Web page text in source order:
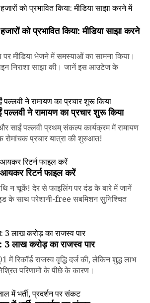
को प्रभावित किया: मीडिया साझा करने
पर मीडिया भेजने में समस्याओं का सामना किया।
निराशा साझा की। जानें इस आउटेज के
ने रामायण का प्रचार शुरू किया
साईं पल्लवी प्रथम् संकल्प कार्यक्रम में रामायण
रोमांचक प्रचार यात्रा की शुरुआत!
रिटर्न फाइल करें
न चूकें! देर से फाइलिंग पर दंड के बारे में जानें
के साथ परेशानी-free सबमिशन सुनिश्चित
₹3 लाख करोड़ का राजस्व पार
में रिकॉर्ड राजस्व वृद्धि दर्ज की, लेकिन शुद्ध लाभ
परिणामों के पीछे के कारण।